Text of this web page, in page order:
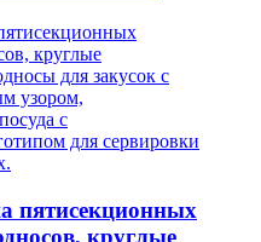
пятисекционных
круглые